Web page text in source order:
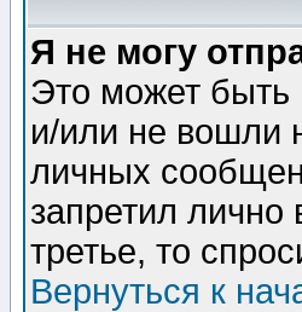
Я не могу
Это может быть
и/или не вошли
личных
запретил
третье, то
Вернуться к